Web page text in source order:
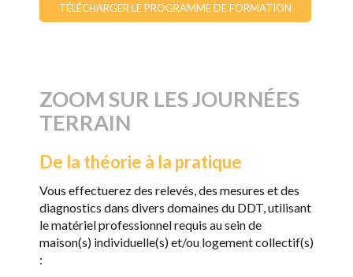
TÉLÉCHARGER LE PROGRAMME DE FORMATION
ZOOM SUR LES JOURNÉES
TERRAIN
De la théorie à la pratique
Vous effectuerez des relevés, des mesures et des
diagnostics dans divers domaines du DDT, utilisant
le matériel professionnel requis au sein de
maison(s) individuelle(s) et/ou logement collectif(s)
: